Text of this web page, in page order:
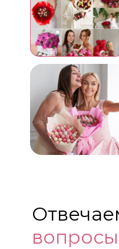
вопросы